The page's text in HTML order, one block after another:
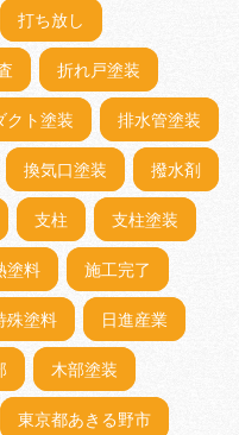
打ち放し
折れ戸塗装
クト塗装 排水管塗装
換気口塗装 撥水剤
支柱 支柱塗装
塗料 施工完了
殊塗料 日進産業
木部塗装
東京都あきる野市